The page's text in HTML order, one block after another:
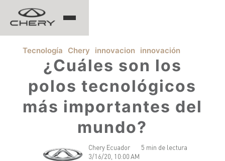
TIGGO 8 PRO
ARRIZO
Tecnología Chery innovacion innovación
¿Cuáles son los
polos tecnológicos
más importantes del
mundo?
Chery Ecuador
3/16/20, 10:00 AM
5 min de lectura